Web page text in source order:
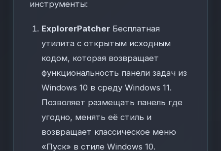
инструменты:
ExplorerPatcher Бесплатная
утилита с открытым исходным
кодом, которая возвращает
функциональность панели задач из
Windows 10 в среду Windows 11.
Позволяет размещать панель где
угодно, менять её стиль и
возвращает классическое меню
«Пуск» в стиле Windows 10.